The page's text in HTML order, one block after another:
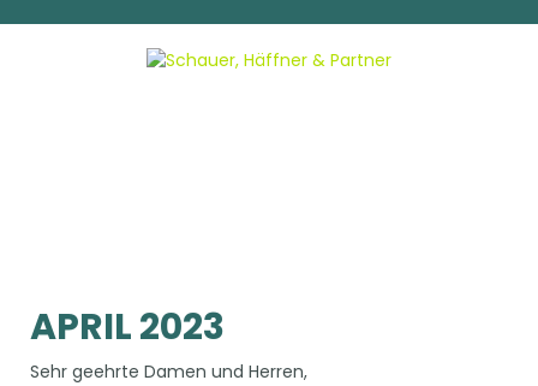
APRIL 2023
Sehr geehrte Damen und Herren,